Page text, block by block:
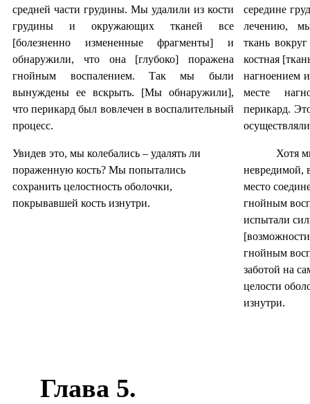
средней части грудины. Мы удалили из кости
грудины и окружающих тканей все
[болезненно измененные фрагменты] и
обнаружили, что она [глубоко] поражена
гнойным воспалением. Так мы были
вынуждены ее вскрыть. [Мы обнаружили],
что перикард был вовлечен в воспалительный
процесс.
Увидев это, мы колебались – удалять ли
пораженную кость? Мы попытались
сохранить целостность оболочки,
покрывавшей кость изнутри.
середине
лечению,
ткань
костная
нагноением
месте
перикард.
Хотя
невредимой,
место
гнойным
испытали
гнойным
заботой на
целости
изнутри.
Глава 5.